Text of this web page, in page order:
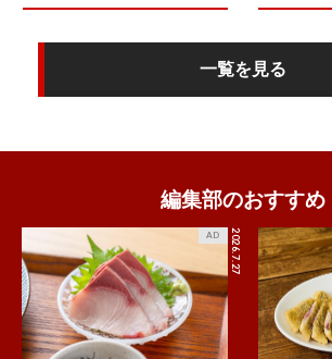
一覧を見る
編集部のおすすめ
2026.7.27
AD